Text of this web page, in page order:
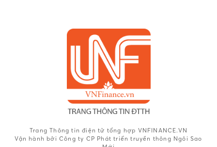
Trang Thông tin điện tử tổng hợp VNFINANCE.VN
Vận hành bởi Công ty CP Phát triển truyền thông Ngôi Sao